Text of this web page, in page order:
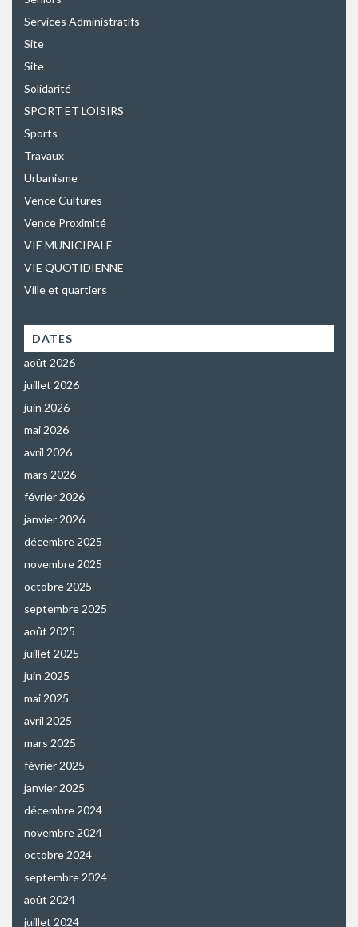
Services Administratifs
Site
Site
Solidarité
SPORT ET LOISIRS
Sports
Travaux
Urbanisme
Vence Cultures
Vence Proximité
VIE MUNICIPALE
VIE QUOTIDIENNE
Ville et quartiers
DATES
août 2026
juillet 2026
juin 2026
mai 2026
avril 2026
mars 2026
février 2026
janvier 2026
décembre 2025
novembre 2025
octobre 2025
septembre 2025
août 2025
juillet 2025
juin 2025
mai 2025
avril 2025
mars 2025
février 2025
janvier 2025
décembre 2024
novembre 2024
octobre 2024
septembre 2024
août 2024
juillet 2024